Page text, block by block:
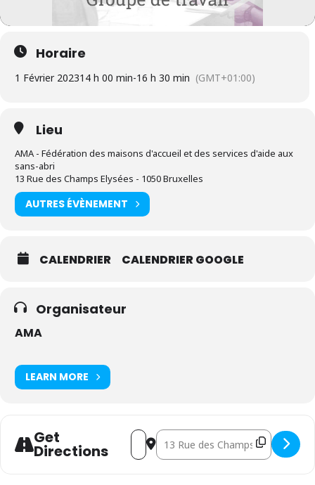
Horaire
1 Février 202314 h 00 min-16 h 30 min (GMT+01:00)
Lieu
AMA - Fédération des maisons d'accueil et des services d'aide aux
sans-abri
13 Rue des Champs Elysées - 1050 Bruxelles
AUTRES ÉVÈNEMENT
CALENDRIER CALENDRIER GOOGLE
Organisateur
AMA
LEARN MORE
Get
Directions
Address - GT « MÉMORANDUM:
Destination Address - GT «